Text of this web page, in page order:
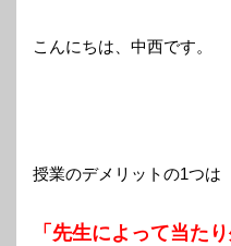
こんにちは、中西です。
授業のデメリットの1つは
「先生によって当た